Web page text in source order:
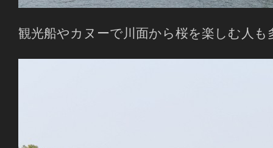
観光船やカヌーで川面から桜を楽しむ人も